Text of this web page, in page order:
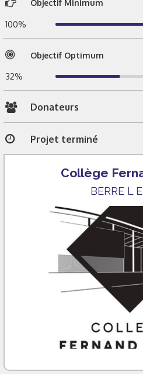
Objectif Minimum
100%
Objectif Optimum
32%
Donateurs
Projet terminé
Collège
BERRE L